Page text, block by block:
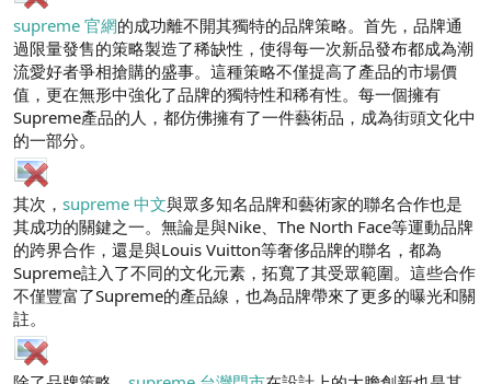
supreme 官網的成功離不開其獨特的品牌策略。首先，品牌通
過限量發售的策略製造了稀缺性，使得每一次新品發布都成為潮
流愛好者爭相搶購的盛事。這種策略不僅提高了產品的市場價
值，更在無形中強化了品牌的獨特性和稀有性。每一個擁有
Supreme產品的人，都仿佛擁有了一件藝術品，成為街頭文化中
的一部分。
其次， supreme 中文與眾多知名品牌和藝術家的聯名合作也是
其成功的關鍵之一。無論是與Nike、The North Face等運動品牌
的跨界合作，還是與Louis Vuitton等奢侈品牌的聯名，都為
Supreme註入了不同的文化元素，拓寬了其受眾範圍。這些合作
不僅豐富了Supreme的產品線，也為品牌帶來了更多的曝光和關
註。